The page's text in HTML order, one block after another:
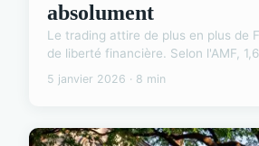
absolument
Le trading attire de plus en plus de
de liberté financière. Selon l'AMF,
5 janvier 2026 · 8 min